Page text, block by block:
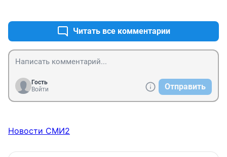
Читать все комментарии
Гость
Войти
Отправить
Новости СМИ2